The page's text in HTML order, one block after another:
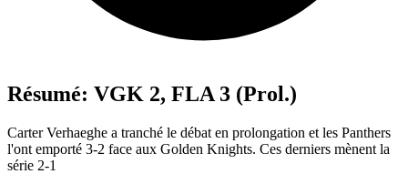
Résumé: VGK 2, FLA 3 (Prol.)
Carter Verhaeghe a tranché le débat en prolongation et les Panthers
l'ont emporté 3-2 face aux Golden Knights. Ces derniers mènent la
série 2-1